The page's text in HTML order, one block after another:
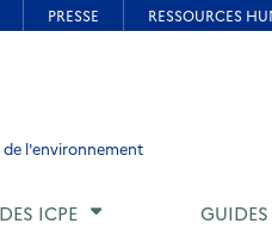
de l'environnement
ICPE GUIDES